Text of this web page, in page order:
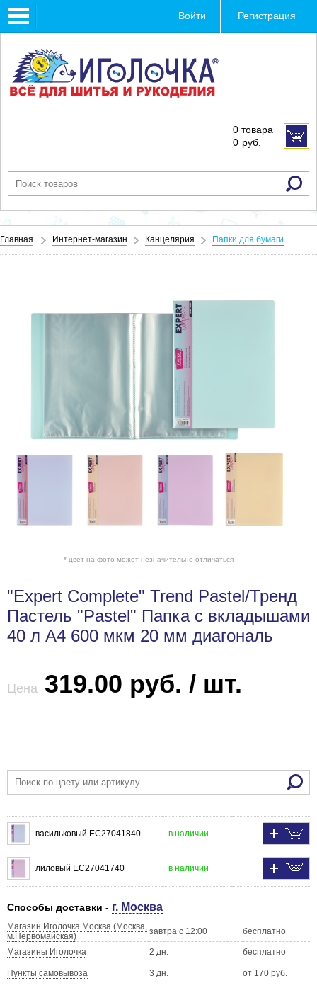
Toggle
navigation
Войти Регистрация
0 товара
0 руб.
Главная Интернет-магазин Канцелярия Папки для бумаги
* цвет на фото может незначительно отличаться
"Expert Complete" Trend Pastel/Тренд
Пастель "Pastel" Папка с вкладышами
40 л A4 600 мкм 20 мм диагональ
Цена 319.00 руб. / шт.
васильковый EC27041840 в наличии
лиловый EC27041740 в наличии
Способы доставки - г. Москва
Магазин Иголочка Москва (Москва,
м.Первомайская)
завтра с 12:00 бесплатно
Магазины Иголочка 2 дн. бесплатно
Пункты самовывоза 3 дн. от 170 руб.